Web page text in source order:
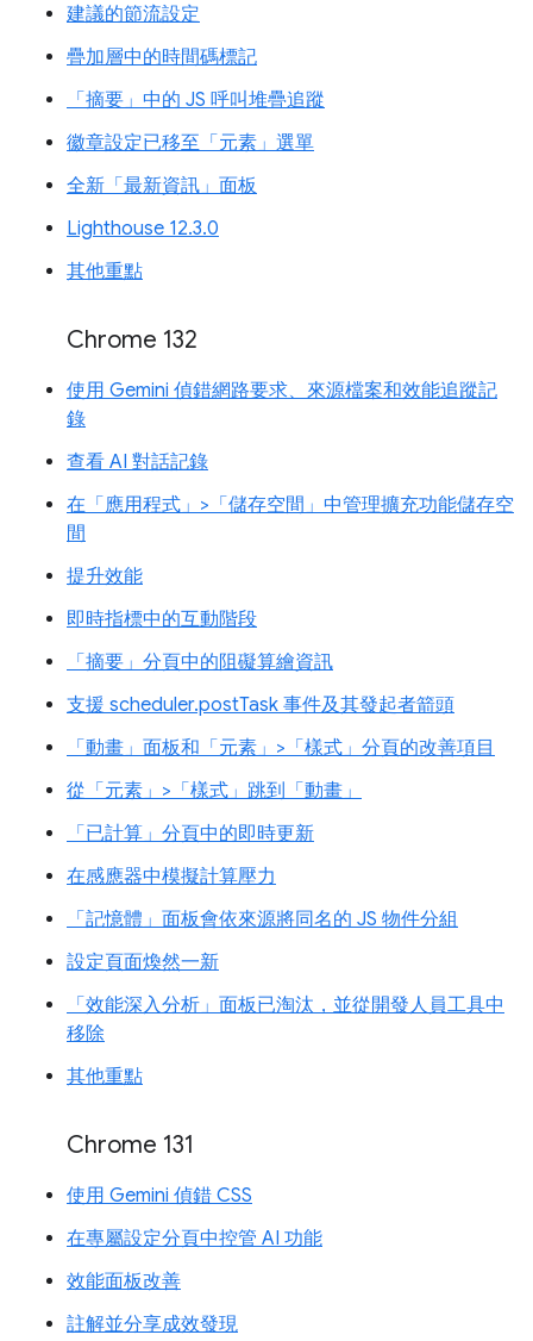
建議的節流設定
疊加層中的時間碼標記
「摘要」中的 JS 呼叫堆疊追蹤
徽章設定已移至「元素」選單
全新「最新資訊」面板
Lighthouse 12.3.0
其他重點
Chrome 132
使用 Gemini 偵錯網路要求、來源檔案和效能追蹤記
錄
查看 AI 對話記錄
在「應用程式」>「儲存空間」中管理擴充功能儲存空
間
提升效能
即時指標中的互動階段
「摘要」分頁中的阻礙算繪資訊
支援 scheduler.postTask 事件及其發起者箭頭
「動畫」面板和「元素」>「樣式」分頁的改善項目
從「元素」>「樣式」跳到「動畫」
「已計算」分頁中的即時更新
在感應器中模擬計算壓力
「記憶體」面板會依來源將同名的 JS 物件分組
設定頁面煥然一新
「效能深入分析」面板已淘汰，並從開發人員工具中
移除
其他重點
Chrome 131
使用 Gemini 偵錯 CSS
在專屬設定分頁中控管 AI 功能
效能面板改善
註解並分享成效發現